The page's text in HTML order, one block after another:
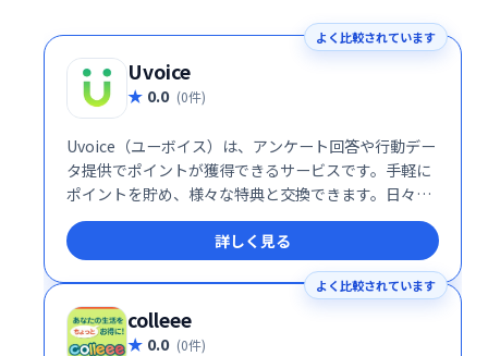
よく比較されています
Uvoice
0.0 (0件)
Uvoice（ユーボイス）は、アンケート回答や行動デー
タ提供でポイントが獲得できるサービスです。手軽に
ポイントを貯め、様々な特典と交換できます。日々の
行動を活かして、お得にポイントをためませんか？詳
細は公式ウェブサイトでご確認ください。
詳しく見る
よく比較されています
colleee
0.0 (0件)